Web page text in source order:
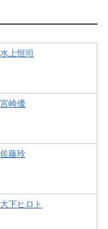
水上恒司
宮崎優
佐藤玲
大下ヒロト